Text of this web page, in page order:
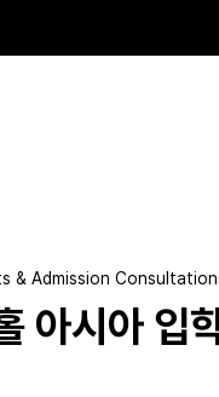
& Admission
아시아 입